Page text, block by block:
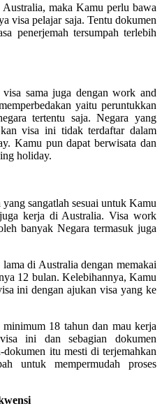
maka Kamu perlu bawa
visa pelajar saja. Tentu dokumen
penerjemah tersumpah terlebih
sama juga dengan work and
yaitu peruntukkan
tertentu saja. Negara yang
visa ini tidak terdaftar dalam
Kamu pun dapat berwisata dan
holiday.
sangatlah sesuai untuk Kamu
kerja di Australia. Visa work
banyak Negara termasuk juga
di Australia dengan memakai
12 bulan. Kelebihannya, Kamu
ini dengan ajukan visa yang ke
18 tahun dan mau kerja
ini dan sebagian dokumen
dokumen itu mesti di terjemahkan
untuk mempermudah proses